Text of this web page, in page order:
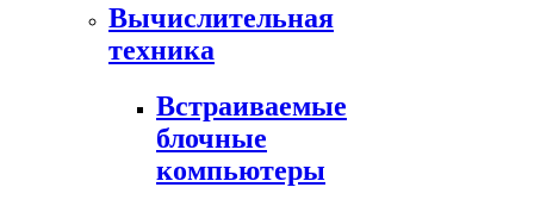
Вычислительная
техника
Встраиваемые
блочные
компьютеры